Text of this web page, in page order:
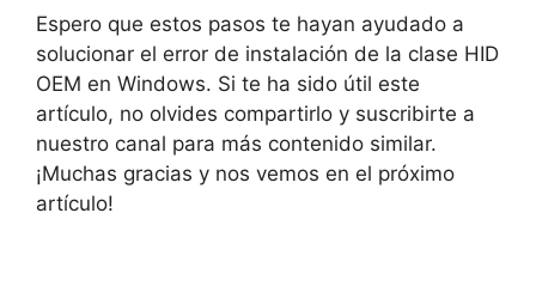
Espero que estos pasos te hayan ayudado a
solucionar el error de instalación de la clase HID
OEM en Windows. Si te ha sido útil este
artículo, no olvides compartirlo y suscribirte a
nuestro canal para más contenido similar.
¡Muchas gracias y nos vemos en el próximo
artículo!